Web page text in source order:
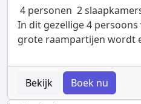
4 personen 2
In dit gezellige 4
grote raampartijen wordt
Bekijk
Boek nu